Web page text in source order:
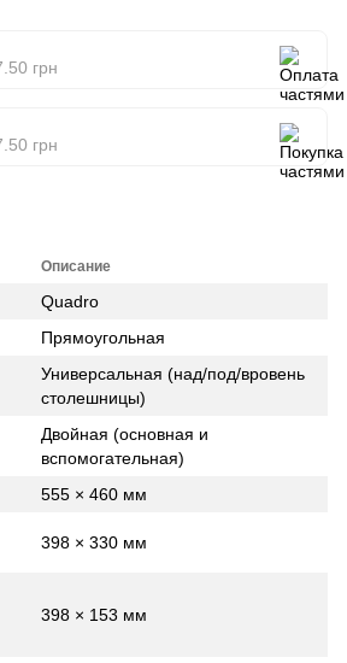
грн
грн
Описание
Quadro
Прямоугольная
Универсальная (над/под/вровень
столешницы)
Двойная (основная и
вспомогательная)
555 × 460 мм
398 × 330 мм
398 × 153 мм